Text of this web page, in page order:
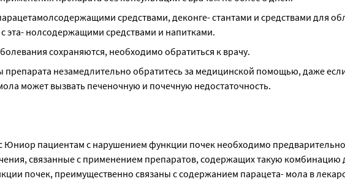
средствами, деконге- стантами и средствами для
эта- нолсодержащими средствами и напитками.
сохраняются, необходимо обратиться к врачу.
незамедлительно обратитесь за медицинской помощью, даже если
может вызвать печеночную и почечную недостаточность.
Юниор пациентам с нарушением функции почек необходимо предварительно
связанные с применением препаратов, содержащих такую комбинацию
почек, преимущественно связаны с содержанием парацета- мола в